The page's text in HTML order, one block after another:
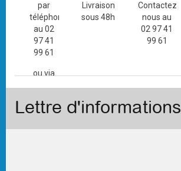
par
téléphone
au 02
97 41
99 61
ou via
de
Livraison
sous 48h
Contactez-
nous au
02 97 41
99 61
Lettre d'informations